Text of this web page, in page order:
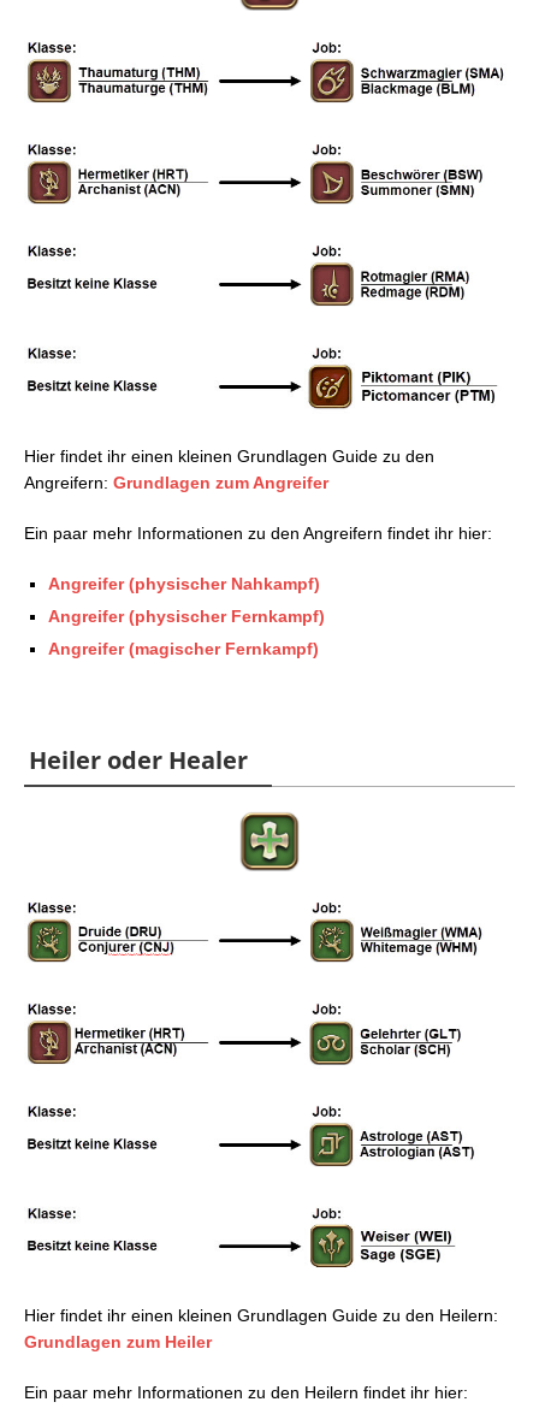
Hier findet ihr einen kleinen Grundlagen Guide zu den
Angreifern: Grundlagen zum Angreifer
Ein paar mehr Informationen zu den Angreifern findet ihr hier:
Angreifer (physischer Nahkampf)
Angreifer (physischer Fernkampf)
Angreifer (magischer Fernkampf)
Heiler oder Healer
Hier findet ihr einen kleinen Grundlagen Guide zu den Heilern:
Grundlagen zum Heiler
Ein paar mehr Informationen zu den Heilern findet ihr hier: